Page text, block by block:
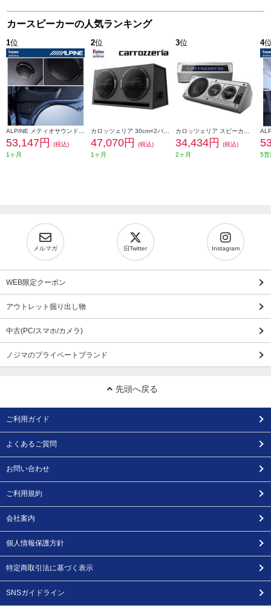
カースピーカーの人気ランキング
1位
53,147円
(税込)
1ヶ月
2位
47,070円
(税込)
1ヶ月
3位
34,434円
(税込)
2ヶ月
4
5営
メルマガ 旧Twitter Instagram
WEB限定クーポン
アウトレット掘り出し物
中古(PC/スマホ/カメラ)
ノジマのプライベートブランド
先頭へ戻る
ご利用ガイド
よくあるご質問
お問い合わせ
ご利用規約
会社案内
個人情報保護方針
特定商取引法に基づく表示
SNSガイドライン